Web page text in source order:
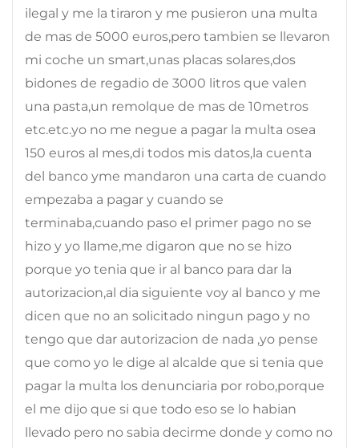
ilegal y me la tiraron y me pusieron una multa
de mas de 5000 euros,pero tambien se llevaron
mi coche un smart,unas placas solares,dos
bidones de regadio de 3000 litros que valen
una pasta,un remolque de mas de 10metros
etc.etc.yo no me negue a pagar la multa osea
150 euros al mes,di todos mis datos,la cuenta
del banco yme mandaron una carta de cuando
empezaba a pagar y cuando se
terminaba,cuando paso el primer pago no se
hizo y yo llame,me digaron que no se hizo
porque yo tenia que ir al banco para dar la
autorizacion,al dia siguiente voy al banco y me
dicen que no an solicitado ningun pago y no
tengo que dar autorizacion de nada ,yo pense
que como yo le dige al alcalde que si tenia que
pagar la multa los denunciaria por robo,porque
el me dijo que si que todo eso se lo habian
llevado pero no sabia decirme donde y como no